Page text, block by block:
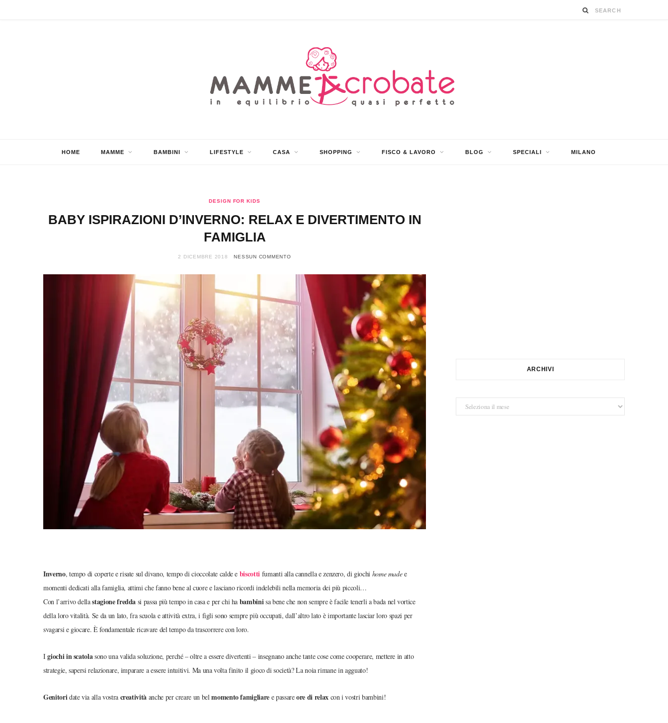
HOME MAMME BAMBINI LIFESTYLE CASA SHOPPING FISCO & LAVORO BLOG SPECIALI MILANO
DESIGN FOR KIDS
BABY ISPIRAZIONI D’INVERNO: RELAX E DIVERTIMENTO IN
FAMIGLIA
2 DICEMBRE 2018 NESSUN COMMENTO
Inverno, tempo di coperte e risate sul divano, tempo di cioccolate calde e biscottifumanti alla cannella e zenzero, di giochi home madee
momenti dedicati alla famiglia, attimi che fanno bene al cuore e lasciano ricordi indelebili nella memoria dei più piccoli…
Con l’arrivo dellastagione fredda si passa più tempo in casa e per chi ha bambinisa bene che non sempre è facile tenerli a bada nel vortice
della loro vitalità. Se da un lato, fra scuola e attività extra, i figli sono sempre più occupati, dall’altro lato è importante lasciar loro spazi per
svagarsi e giocare. È fondamentale ricavare del tempo da trascorrere con loro.
Igiochi in scatolasono una valida soluzione, perché – oltre a essere divertenti – insegnano anche tante cose come cooperare, mettere in atto
strategie, sapersi relazionare, imparare a essere intuitivi. Ma una volta finito il gioco di società? La noia rimane in agguato!
Genitoridate via alla vostra creatività anche per creare un belmomento famigliaree passareore di relax con i vostri bambini!
ARCHIVI
Archivi